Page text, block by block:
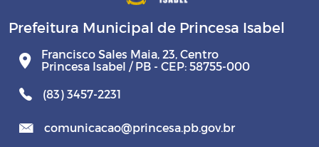
Prefeitura Municipal de Princesa Isabel
Francisco Sales Maia, 23, Centro
Princesa Isabel / PB - CEP: 58755-000
(83) 3457-2231
comunicacao@princesa.pb.gov.br